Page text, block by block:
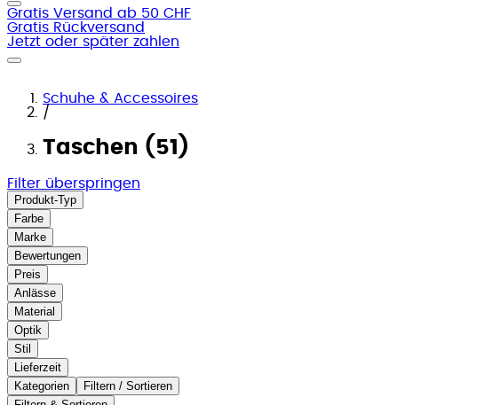
Gratis Versand ab 50 CHF
Gratis Rückversand
Jetzt oder später zahlen
Schuhe & Accessoires
/
Taschen (51)
Filter überspringen
Produkt-Typ
Farbe
Marke
Bewertungen
Preis
Anlässe
Material
Optik
Stil
Lieferzeit
Kategorien
Filtern / Sortieren